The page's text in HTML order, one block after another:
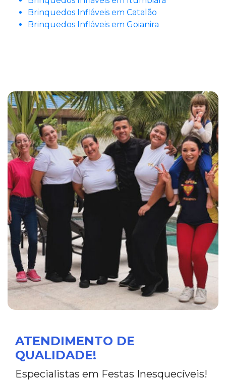
Brinquedos Infláveis em Catalão
Brinquedos Infláveis em Goianira
ATENDIMENTO DE
QUALIDADE!
Especialistas em Festas Inesquecíveis!